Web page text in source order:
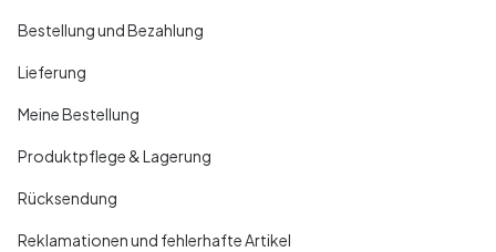
Bestellung und Bezahlung
Lieferung
Meine Bestellung
Produktpflege & Lagerung
Rücksendung
Reklamationen und fehlerhafte Artikel